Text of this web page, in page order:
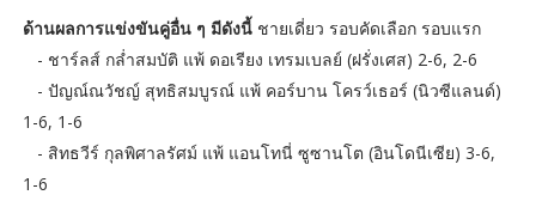
ด้านผลการแข่งขันคู่อื่น ๆ มีดังนี้ชายเดี่ยว รอบคัดเลือก รอบแรก
- ชาร์ลส์ กล่ำสมบัติ แพ้ ดอเรียง เทรมเบลย์ (ฝรั่งเศส) 2-6, 2-6
- ปัญณ์ณวัชญ์ สุทธิสมบูรณ์ แพ้ คอร์บาน โครว์เธอร์ (นิวซีแลนด์)
1-6, 1-6
- สิทธวีร์ กุลพิศาลรัศม์ แพ้ แอนโทนี่ ซูซานโต (อินโดนีเซีย) 3-6,
1-6